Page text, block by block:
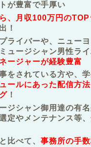
が豊富で手厚い
、月収100万円のTOP
！
ライバーや、ニュー
ュージシャン男性ラ
ージャーが経験豊富
をされている方や、
ールにあった配信方
！
ジシャン御用達の有
定やメンテナンス等
比べて、 事務所の手数